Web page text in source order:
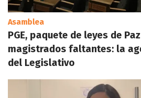
Asamblea
PGE, paquete de leyes de
magistrados faltantes: la
del Legislativo